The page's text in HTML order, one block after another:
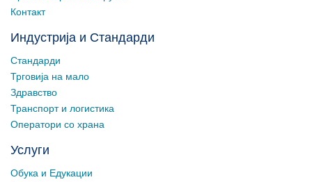
Контакт
Индустрија и Стандарди
Стандарди
Трговија на мало
Здравство
Транспорт и логистика
Оператори со храна
Услуги
Обука и Едукации